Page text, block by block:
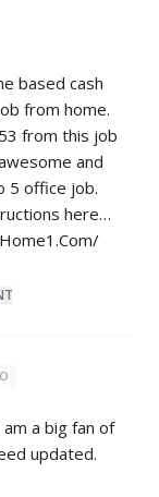
based cash
from home.
from this job
and
5 office job.
here…
a big fan of
updated.